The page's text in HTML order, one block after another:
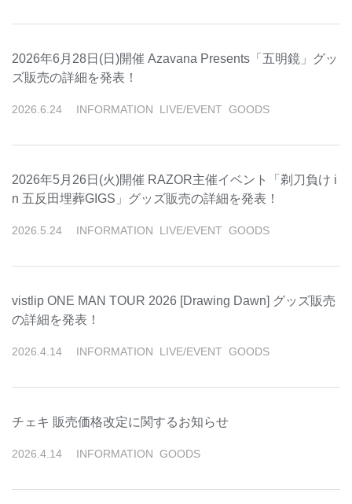
2026年6月28日(日)開催 Azavana Presents「五明鏡」グッ
ズ販売の詳細を発表！
2026 6 24 INFORMATION LIVE/EVENT GOODS
2026年5月26日(火)開催 RAZOR主催イベント「剃⼑負け i
n 五反⽥埋葬GIGS」グッズ販売の詳細を発表！
2026 5 24 INFORMATION LIVE/EVENT GOODS
vistlip ONE MAN TOUR 2026 [Drawing Dawn] グッズ販売
の詳細を発表！
2026 4 14 INFORMATION LIVE/EVENT GOODS
チェキ 販売価格改定に関するお知らせ
2026 4 14 INFORMATION GOODS